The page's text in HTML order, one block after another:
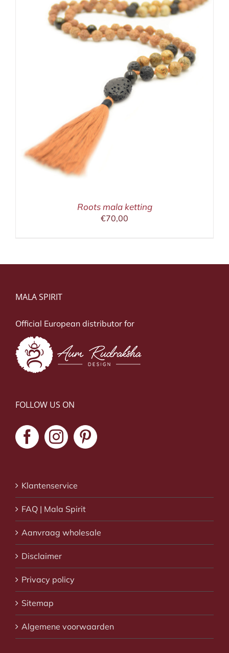
Roots mala ketting
€70,00
MALA SPIRIT
Official European distributor for
FOLLOW US ON
Klantenservice
FAQ | Mala Spirit
Aanvraag wholesale
Disclaimer
Privacy policy
Sitemap
Algemene voorwaarden